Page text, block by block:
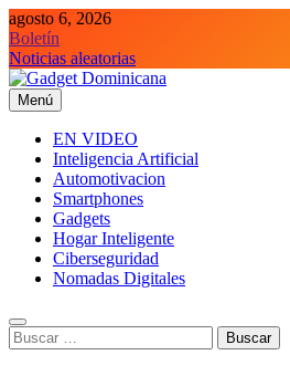
Saltar
al
contenido
agosto 6, 2026
Boletín
Noticias aleatorias
Gadget Dominicana
Gadgets y Tecnología de consumo
Menú
EN VIDEO
Inteligencia Artificial
Automotivacion
Smartphones
Gadgets
Hogar Inteligente
Ciberseguridad
Nomadas Digitales
Buscar: